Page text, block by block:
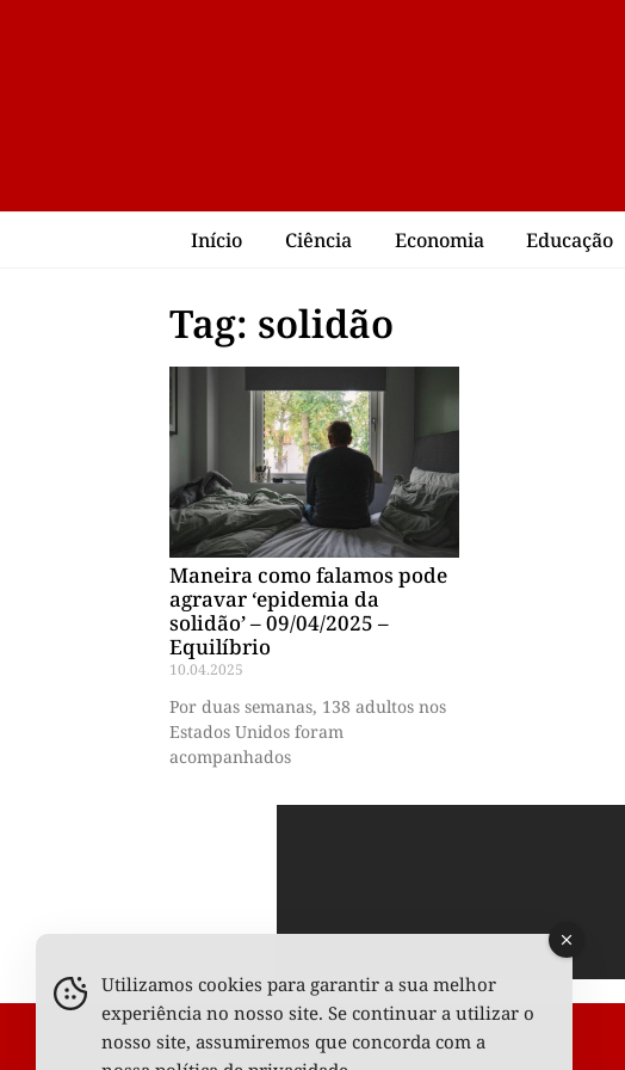
Início Ciência Economia Educação
Tag: solidão
Maneira como falamos pode
agravar ‘epidemia da
solidão’ – 09/04/2025 –
Equilíbrio
10.04.2025
Por duas semanas, 138 adultos nos
Estados Unidos foram
acompanhados
Utilizamos cookies para garantir a sua melhor
experiência no nosso site. Se continuar a utilizar o
nosso site, assumiremos que concorda com a